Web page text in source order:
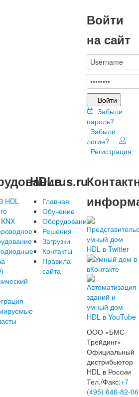
Войти
на сайт
Войти
Забыли
пароль?
Забыли
логин?
Регистрация
HDL
HDLrus.ru
Главная
Обучение
Оборудование
Решения
Загрузки
Контакты
Правила
сайта
ООО «БМС
Трейдинг»
Официальный
дистрибьютор
HDL в России
Тел./Факс:+7
(495) 646-82-06